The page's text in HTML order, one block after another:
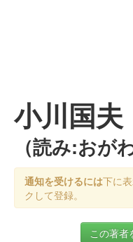
小川国夫
（読み:おが
通知を受けるには下に
クして登録。
この著者